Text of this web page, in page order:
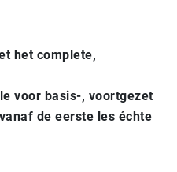
het complete,
voor basis-, voortgezet
de eerste les échte